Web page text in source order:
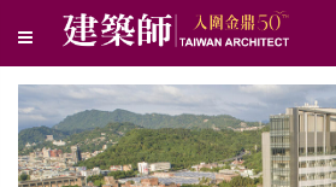
N
e
x